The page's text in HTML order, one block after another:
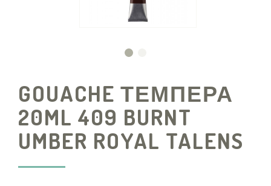
GOUACHE ΤΕΜΠΕΡΑ
20ML 409 BURNT
UMBER ROYAL TALENS